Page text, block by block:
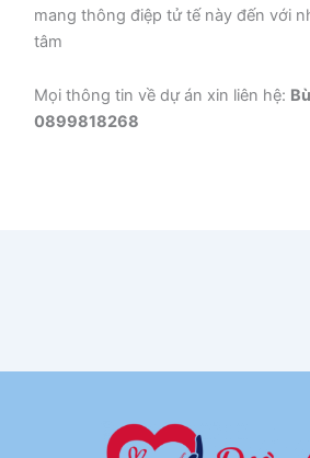
mang thông điệp tử tế này đến với
tâm
Mọi thông tin về dự án xin liên hệ:
0899818268